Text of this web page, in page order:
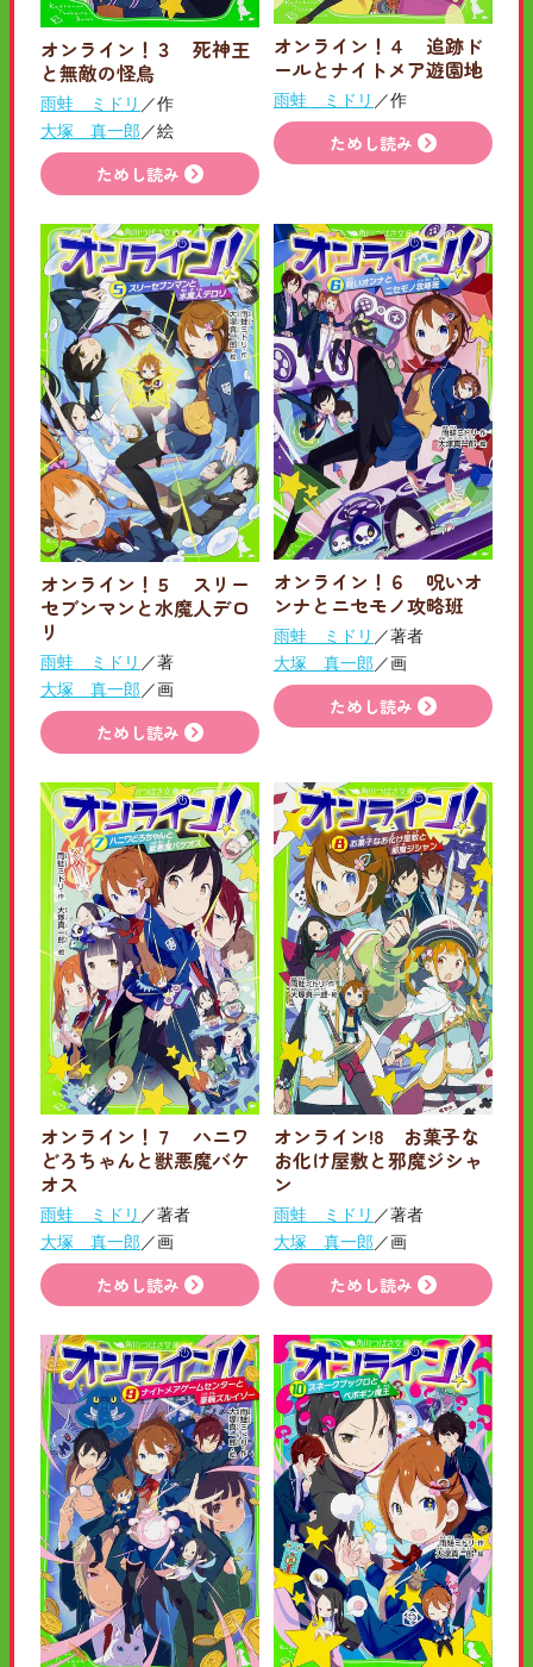
オンライン！３ 死神王
と無敵の怪鳥
雨蛙 ミドリ ／作
大塚 真一郎 ／絵
ためし読み
オンライン！４ 追跡ド
ールとナイトメア遊園地
雨蛙 ミドリ ／作
ためし読み
オンライン！５ スリー
セブンマンと水魔人デロ
リ
雨蛙 ミドリ ／著
大塚 真一郎 ／画
ためし読み
オンライン！６ 呪いオ
ンナとニセモノ攻略班
雨蛙 ミドリ ／著者
大塚 真一郎 ／画
ためし読み
オンライン！７ ハニワ
どろちゃんと獣悪魔バケ
オス
雨蛙 ミドリ ／著者
大塚 真一郎 ／画
ためし読み
オンライン!8 お菓子な
お化け屋敷と邪魔ジシャ
ン
雨蛙 ミドリ ／著者
大塚 真一郎 ／画
ためし読み